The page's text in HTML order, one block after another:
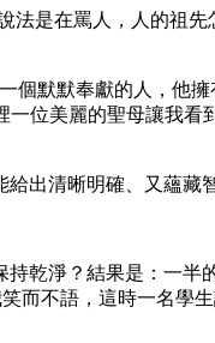
是在罵人，人的祖
默默奉獻的人，他
位美麗的聖母讓我看
出清晰明確、又蘊藏
乾淨？結果是：一半
不語，這時一名學